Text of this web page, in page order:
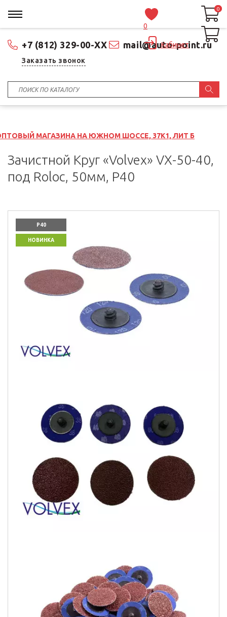
+7 (812) 329-00-XX mail@auto-point.ru
Заказать звонок
0
Кабинет
0
0
НА ЮЖНОМ ШОССЕ, 37К1, ЛИТ Б
Зачистной Круг «Volvex» VX-50-40,
под Roloc, 50мм, P40
P40
НОВИНКА